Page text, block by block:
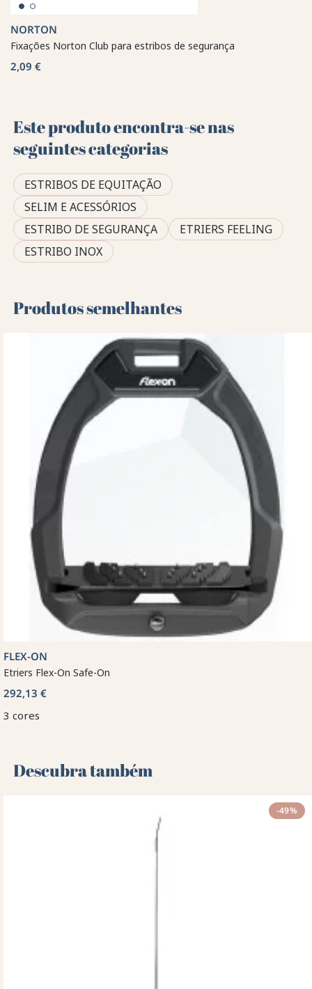
NORTON
Fixações Norton Club para estribos de segurança
2,09 €
Este produto encontra-se nas
seguintes categorias
ESTRIBOS DE EQUITAÇÃO
SELIM E ACESSÓRIOS
ESTRIBO DE SEGURANÇA
ETRIERS FEELING
ESTRIBO INOX
Produtos semelhantes
FLEX-ON
Etriers Flex-On Safe-On
292,13 €
3 cores
Descubra também 🌻
-49%